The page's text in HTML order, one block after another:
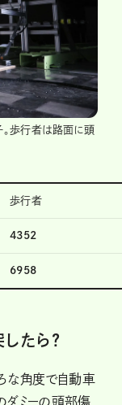
。歩行者は路面に頭
歩行者
4352
6958
たら?
な角度で自動車
ダミーの頭部傷